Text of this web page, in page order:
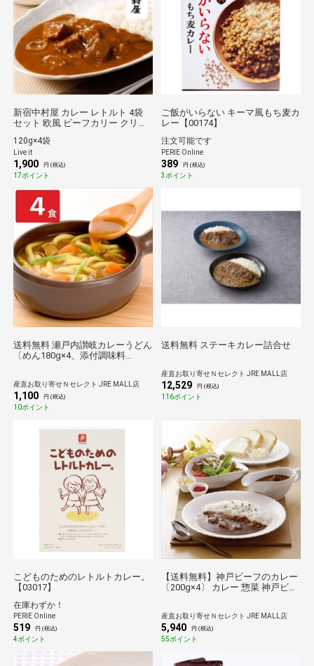
新宿中村屋 カレー レトルト 4袋
セット 欧風 ビーフカリー クリー
詰め合わせ ビーフカレー 老舗 中
村屋 保存食 常温保存 540日 産地
直送 JREポイント消化 ギフト 贈
り物
120g×4袋
Live it
1,900 円 (税込)
17ポイント
ご飯がいらない キーマ風もち麦カ
レー【00174】
注文可能です
PERIE Online
389 円 (税込)
3ポイント
送料無料 瀬戸内讃岐カレーうどん
〔めん180g×4、添付調味料
産直お取り寄せＮセレクト JRE MALL店
1,100 円 (税込)
10ポイント
送料無料 ステーキカレー詰合せ
産直お取り寄せＮセレクト JRE MALL店
12,529 円 (税込)
116ポイント
こどものためのレトルトカレー。
【03017】
在庫わずか！
PERIE Online
519 円 (税込)
4ポイント
【送料無料】神戸ビーフのカレー
〔200g×4〕 カレー 惣菜 神戸ビー
産直お取り寄せＮセレクト JRE MALL店
5,940 円 (税込)
55ポイント